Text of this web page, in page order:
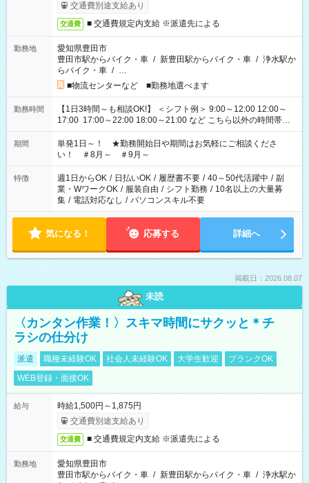
交通費別途支給あり
交通費 ■ 交通費規定内支給 ※派遣先による
勤務地
愛知県豊田市
豊田市駅からバイク・車 / 新豊田駅からバイク・車 / 浄水駅か
らバイク・車 / …
■物流センターなど ■勤務地選べます
勤務時間
【1日3時間～も相談OK!】 ＜シフト例＞ 9:00～12:00 12:00～
17:00 17:00～22:00 18:00～21:00 など こちら以外の時間帯も
お気軽にご相談ください！
期間
単発1日～！ ★勤務開始日や期間はお気軽にご相談くださ
い！ ＃8月～ ＃9月～
特徴 週1日からOK / 日払いOK / 履歴書不要 / 40～50代活躍中 / 副
業・WワークOK / 服装自由 / シフト勤務 / 10名以上の大量募
集 / 電話対応なし / パソコンスキル不要
気になる！ 応募する 詳細へ
掲載日：2026.08.07
未読
〈カンタン作業！〉スキマ時間にサクッと＊チ
ラシの仕分け
派遣 職種未経験OK 社会人未経験OK 大学生歓迎
ブランクOK
WEB登録・面接OK
給与
時給1,500円～1,875円
交通費別途支給あり
交通費 ■ 交通費規定内支給 ※派遣先による
勤務地
愛知県豊田市
豊田市駅からバイク・車 / 新豊田駅からバイク・車 / 浄水駅か